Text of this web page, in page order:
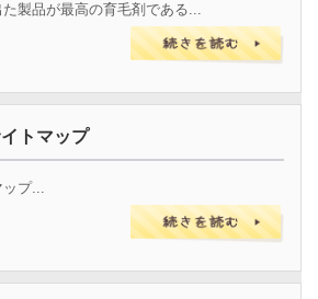
製品が最高の育毛剤である...
トマップ
ップ...